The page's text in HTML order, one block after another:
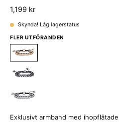
1,199 kr
Skynda! Låg lagerstatus
FLER UTFÖRANDEN
Exklusivt armband med